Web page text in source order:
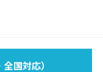
国対応）
CONTACT